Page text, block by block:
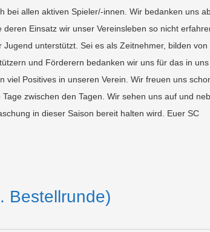
bei allen aktiven Spieler/-innen. Wir bedanken uns
Einsatz wir unser Vereinsleben so nicht
unterstützt. Sei es als Zeitnehmer, bilden von
und Förderern bedanken wir uns für das in uns
viel Positives in unseren Verein. Wir freuen uns
zwischen den Tagen. Wir sehen uns auf und
in dieser Saison bereit halten wird. Euer SC
Bestellrunde)